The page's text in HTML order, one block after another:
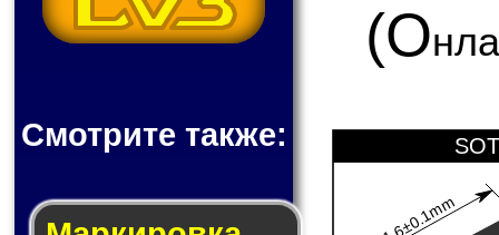
Смотрите также:
(О
1.6±0.1mm